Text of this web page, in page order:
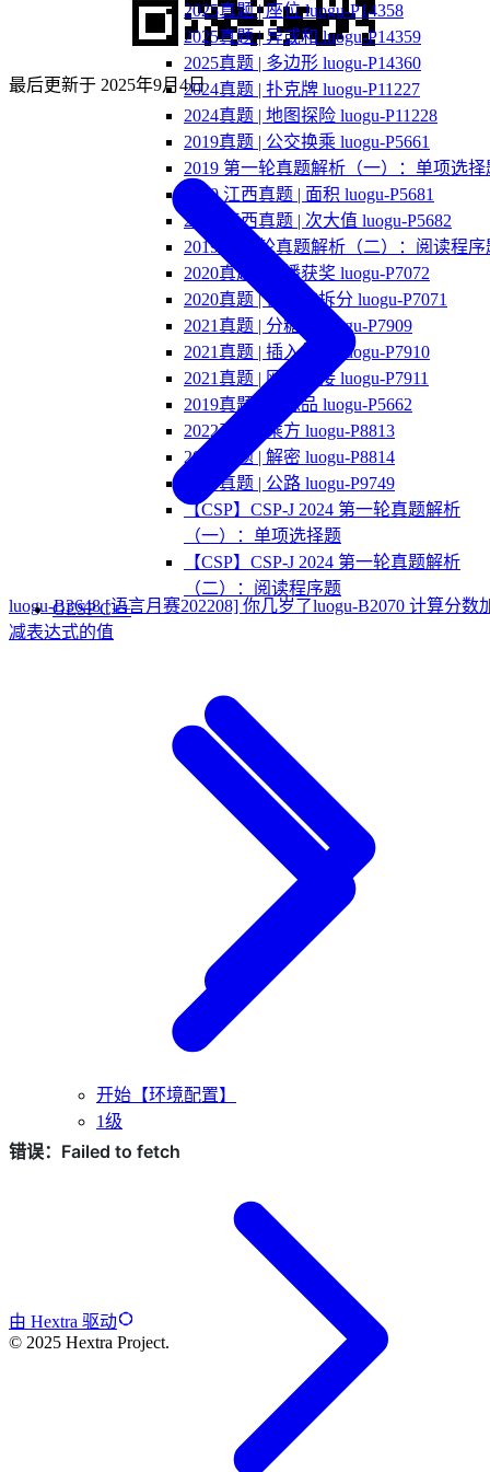
2025真题 | 座位 luogu-P14358
2025真题 | 异或和 luogu-P14359
2025真题 | 多边形 luogu-P14360
2024真题 | 扑克牌 luogu-P11227
2024真题 | 地图探险 luogu-P11228
2019真题 | 公交换乘 luogu-P5661
2019 第一轮真题解析（一）：单项选择
2019 江西真题 | 面积 luogu-P5681
2019 江西真题 | 次大值 luogu-P5682
2019 第一轮真题解析（二）：阅读程序
2020真题 | 直播获奖 luogu-P7072
2020真题 | 优秀的拆分 luogu-P7071
2021真题 | 分糖果 luogu-P7909
2021真题 | 插入排序 luogu-P7910
2021真题 | 网络连接 luogu-P7911
2019真题 | 纪念品 luogu-P5662
2022真题 | 乘方 luogu-P8813
2022真题 | 解密 luogu-P8814
2023真题 | 公路 luogu-P9749
【CSP】CSP-J 2024 第一轮真题解析
（一）：单项选择题
【CSP】CSP-J 2024 第一轮真题解析
（二）：阅读程序题
GESP C++
开始【环境配置】
1级
最后更新于 2025年9月4日
luogu-B3648 [语言月赛202208] 你几岁了luogu-B2070 计算分数
减表达式的值
由 Hextra 驱动
© 2025 Hextra Project.